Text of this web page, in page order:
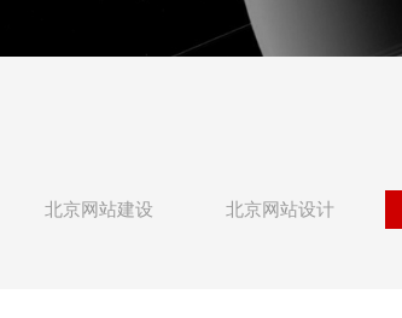
北京网站建设 北京网站设计